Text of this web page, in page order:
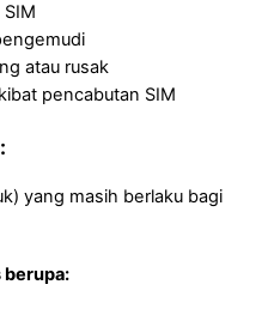
atau rusak
pencabutan SIM
yang masih berlaku bagi
berupa: